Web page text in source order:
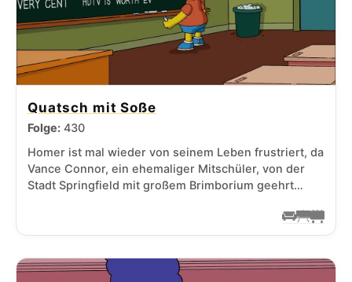
Quatsch mit Soße
Folge: 430
Homer ist mal wieder von seinem Leben frustriert, da
Vance Connor, ein ehemaliger Mitschüler, von der
Stadt Springfield mit großem Brimborium geehrt…